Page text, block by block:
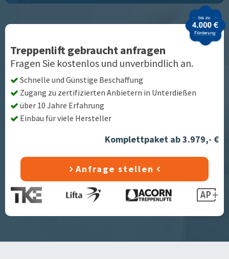
Treppenlift gebraucht anfragen
Fragen Sie kostenlos und unverbindlich an.
Schnelle und Günstige Beschaffung
Zugang zu zertifizierten Anbietern in Unterdießen
über 10 Jahre Erfahrung
Einbau für viele Hersteller
Komplettpaket ab 3.979,- €
Anfrage stellen